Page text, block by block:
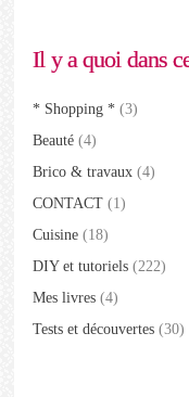
Il y a quoi dans
* Shopping * (3)
Beauté (4)
Brico & travaux (4)
CONTACT (1)
Cuisine (18)
DIY et tutoriels (222)
Mes livres (4)
Tests et découvertes (30)